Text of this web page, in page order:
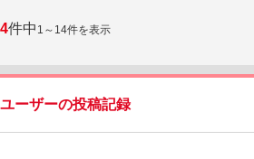
件中 1～14件を表示
ーザーの投稿記録